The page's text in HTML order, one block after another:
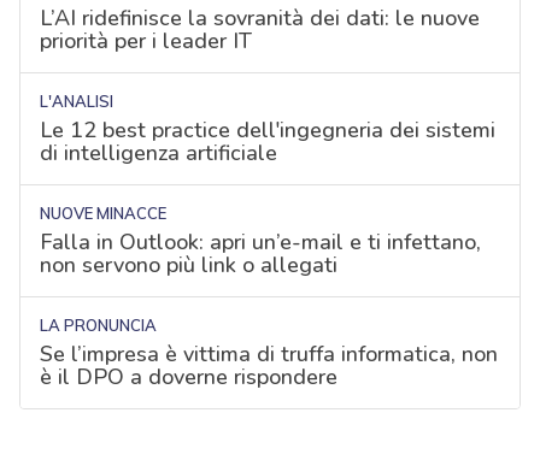
L’AI ridefinisce la sovranità dei dati: le nuove
priorità per i leader IT
L'ANALISI
Le 12 best practice dell'ingegneria dei sistemi
di intelligenza artificiale
NUOVE MINACCE
Falla in Outlook: apri un’e-mail e ti infettano,
non servono più link o allegati
LA PRONUNCIA
Se l’impresa è vittima di truffa informatica, non
è il DPO a doverne rispondere